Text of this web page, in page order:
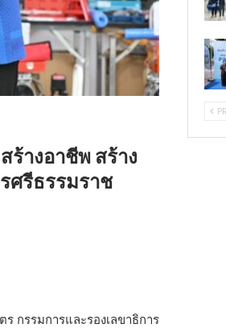
างอาชีพ สร้าง
ศรีธรรมราช
กรรมการและรองเลขาธิการ